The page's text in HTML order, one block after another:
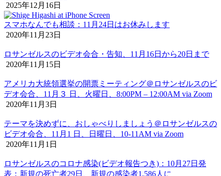
2025年12月16日
スマホなんでも相談：11月24日はお休みします
2020年11月23日
ロサンゼルスのビデオ会合・告知、11月16日から20日まで
2020年11月15日
アメリカ大統領選挙の開票ミーティング＠ロサンゼルスのビ
デオ会合、11月３ 日、火曜日、8:00PM – 12:00AM via Zoom
2020年11月3日
テーマを決めずに、おしゃべりしましょう＠ロサンゼルスの
ビデオ会合、11月1 日、日曜日、10-11AM via Zoom
2020年11月1日
ロサンゼルスのコロナ感染(ビデオ報告つき)：10月27日発
表：新規の死亡者29日、新規の感染者1,586人に